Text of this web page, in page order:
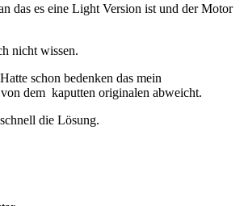
das es eine Light Version ist und der Motor
nicht wissen.
schon bedenken das mein
dem kaputten originalen abweicht.
die Lösung.